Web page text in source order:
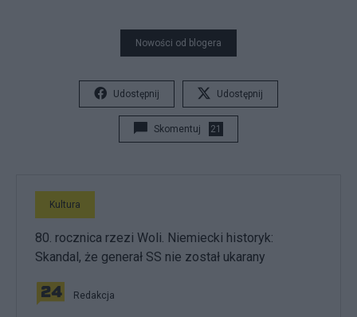
Nowości od blogera
Udostępnij Udostępnij
Skomentuj 21
Kultura
80. rocznica rzezi Woli. Niemiecki historyk:
Skandal, że generał SS nie został ukarany
Redakcja